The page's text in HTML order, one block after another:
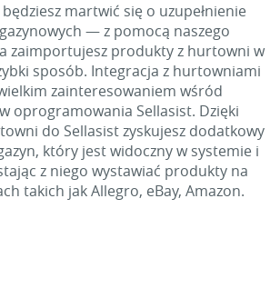
martwić się o uzupełnienie
— z pomocą naszego
zaimportujesz produkty z hurtowni w
sposób. Integracja z hurtowniami
zainteresowaniem wśród
oprogramowania Sellasist. Dzięki
do Sellasist zyskujesz dodatkowy
który jest widoczny w systemie i
z niego wystawiać produkty na
takich jak Allegro, eBay, Amazon.